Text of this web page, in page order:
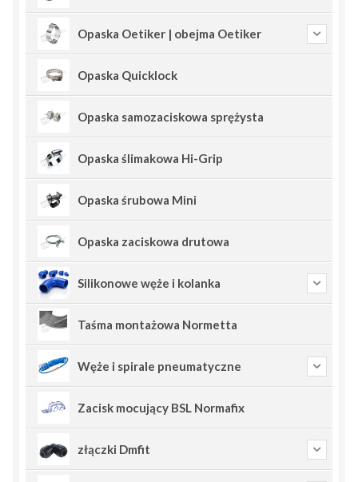
Opaska Oetiker | obejma Oetiker
Opaska Quicklock
Opaska samozaciskowa sprężysta
Opaska ślimakowa Hi-Grip
Opaska śrubowa Mini
Opaska zaciskowa drutowa
Silikonowe węże i kolanka
Taśma montażowa Normetta
Węże i spirale pneumatyczne
Zacisk mocujący BSL Normafix
złączki Dmfit